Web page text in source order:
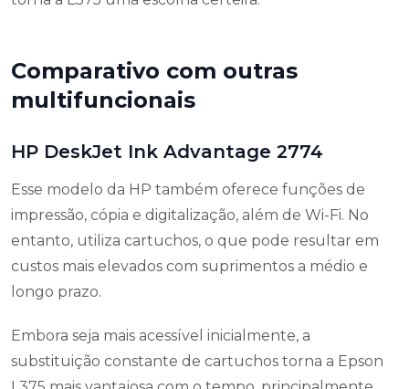
Comparativo com outras
multifuncionais
HP DeskJet Ink Advantage 2774
Esse modelo da HP também oferece funções de
impressão, cópia e digitalização, além de Wi-Fi. No
entanto, utiliza cartuchos, o que pode resultar em
custos mais elevados com suprimentos a médio e
longo prazo.
Embora seja mais acessível inicialmente, a
substituição constante de cartuchos torna a Epson